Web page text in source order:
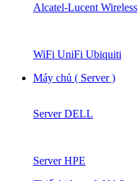
Alcatel-Lucent Wireless
WiFi UniFi Ubiquiti
Máy chủ ( Server )
Server DELL
Server HPE